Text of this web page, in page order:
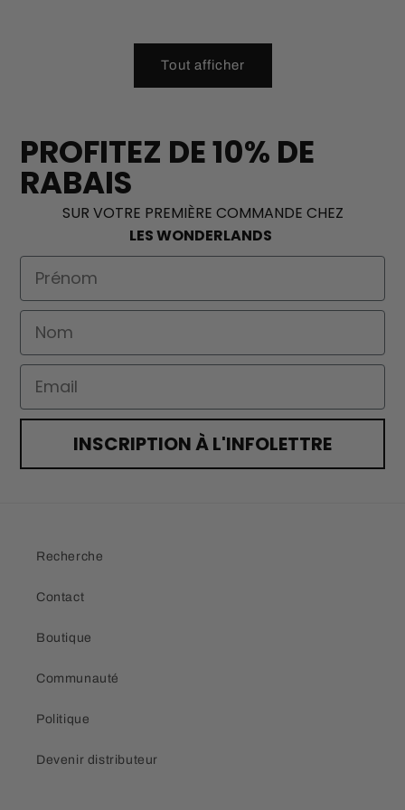
Tout afficher
PROFITEZ DE 10% DE
RABAIS
SUR VOTRE PREMIÈRE COMMANDE CHEZ
LES WONDERLANDS
First Name
Nom
Email
INSCRIPTION À L'INFOLETTRE
Recherche
Contact
Boutique
Communauté
Politique
Devenir distributeur